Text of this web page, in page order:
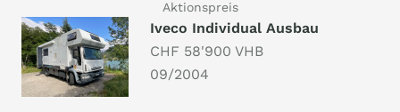
Aktionspreis
Iveco Individual Ausbau
CHF 58'900 VHB
09/2004